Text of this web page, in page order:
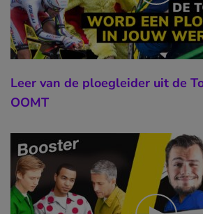
Leer van de ploegleider uit de
OOMT